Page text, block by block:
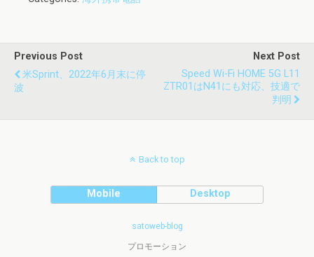
Previous Post
米Sprint、2022年6月末に停
波
Next Post
Speed Wi-Fi HOME 5G L11
ZTR01はn41にも対応、技適で
判明
Back to top
Mobile Desktop
satoweb-blog
プロモーション